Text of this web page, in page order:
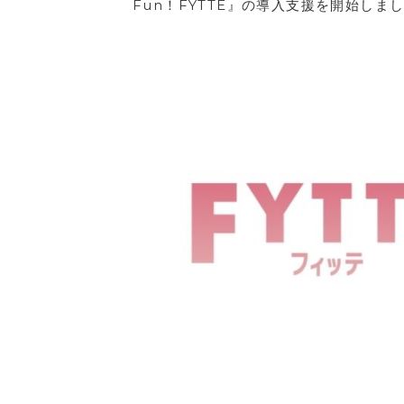
Fun！FYTTE』の導入支援を開始しま